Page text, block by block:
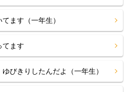
ます（一年生）
ます
びきりしたんだよ（一年生）